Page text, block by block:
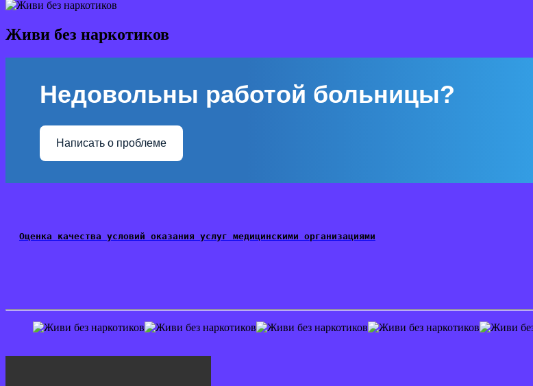
Живи без наркотиков
Недовольны работой больницы?
Написать о проблеме
Оценка качества условий оказания услуг медицинскими организациями